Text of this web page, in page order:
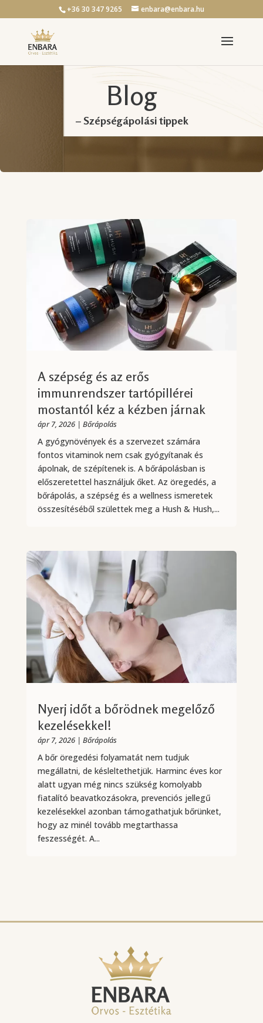
+36 30 347 9265 enbara@enbara.hu
Blog
– Szépségápolási tippek
A szépség és az erős
immunrendszer tartópillérei
mostantól kéz a kézben járnak
ápr 7, 2026| Bőrápolás
A gyógynövények és a szervezet számára
fontos vitaminok nem csak gyógyítanak és
ápolnak, de szépítenek is. A bőrápolásban is
előszeretettel használjuk őket. Az öregedés, a
bőrápolás, a szépség és a wellness ismeretek
összesítéséből születtek meg a Hush & Hush,...
Nyerj időt a bőrödnek megelőző
kezelésekkel!
ápr 7, 2026| Bőrápolás
A bőr öregedési folyamatát nem tudjuk
megállatni, de késleltethetjük. Harminc éves kor
alatt ugyan még nincs szükség komolyabb
fiatalító beavatkozásokra, prevenciós jellegű
kezelésekkel azonban támogathatjuk bőrünket,
hogy az minél tovább megtarthassa
feszességét. A...